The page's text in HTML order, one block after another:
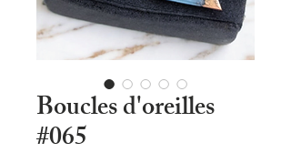
Boucles d'oreilles
#065